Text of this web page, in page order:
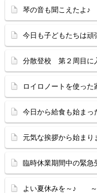
琴の音も聞こえたよ
今日も子どもたちは頑
分散登校 第２周目に
ロイロノートを使った
今日から給食も始まっ
元気な挨拶から始まり
臨時休業期間中の緊急
よい夏休みを～♪ ～